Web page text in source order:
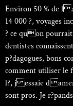
Environ 50 % de
14 000 ?, voyages
? ce quon
dentistes
p?dagogues, bons
comment utiliser le
l?, jessaie
sont pros. Je